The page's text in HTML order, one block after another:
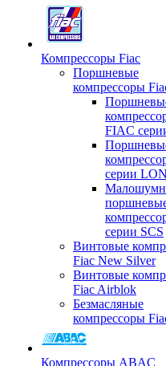
Компрессоры Fiac
Поршневые
компрессоры
FIAC
серии
серии SCS
Винтовые
Fiac New Silver
Винтовые
Fiac Airblok
Безмасляные
компрессоры
Компрессоры ABAC